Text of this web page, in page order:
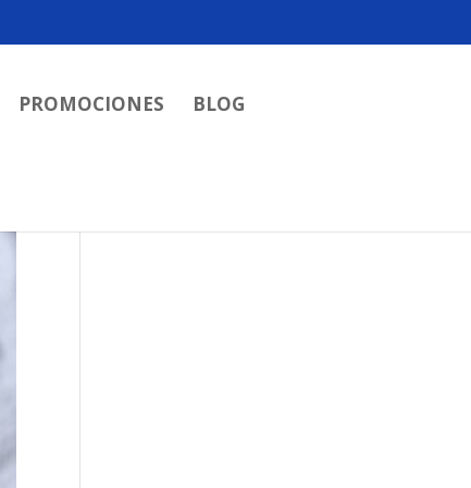
PROMOCIONES BLOG